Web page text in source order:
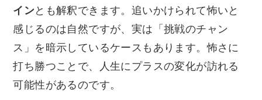
インとも解釈できます。追いかけられて怖いと
感じるのは自然ですが、実は「挑戦のチャン
ス」を暗示しているケースもあります。怖さに
打ち勝つことで、人生にプラスの変化が訪れる
可能性があるのです。